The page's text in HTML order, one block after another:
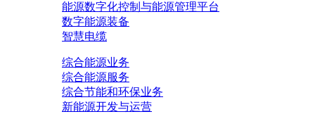
能源数字化控制与能源管理平台
数字能源装备
智慧电缆
综合能源业务
综合能源服务
综合节能和环保业务
新能源开发与运营